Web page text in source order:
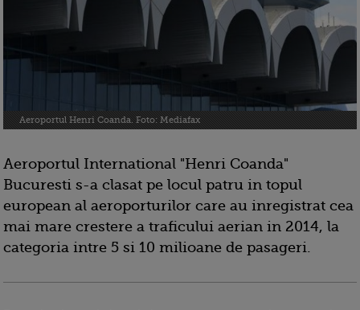
Aeroportul Henri Coanda. Foto: Mediafax
Aeroportul International "Henri Coanda"
Bucuresti s-a clasat pe locul patru in topul
european al aeroporturilor care au inregistrat cea
mai mare crestere a traficului aerian in 2014, la
categoria intre 5 si 10 milioane de pasageri.